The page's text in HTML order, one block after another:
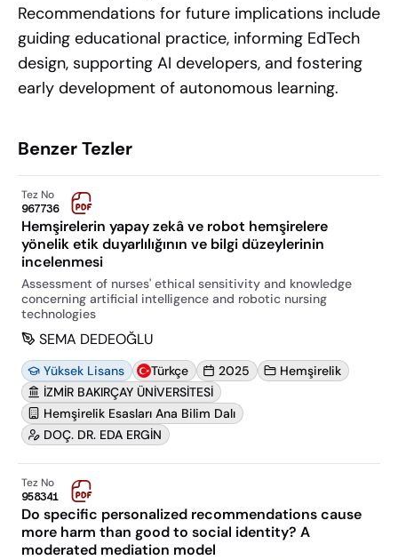
Recommendations for future implications include
guiding educational practice, informing EdTech
design, supporting AI developers, and fostering
early development of autonomous learning.
Benzer Tezler
Tez No
967736
Hemşirelerin yapay zekâ ve robot hemşirelere
yönelik etik duyarlılığının ve bilgi düzeylerinin
incelenmesi
Assessment of nurses' ethical sensitivity and knowledge
concerning artificial intelligence and robotic nursing
technologies
SEMA DEDEOĞLU
Yüksek Lisans Türkçe 2025
Hemşirelik
İZMİR BAKIRÇAY ÜNİVERSİTESİ
Hemşirelik Esasları Ana Bilim Dalı
DOÇ. DR. EDA ERGİN
Tez No
958341
Do specific personalized recommendations cause
more harm than good to social identity? A
moderated mediation model